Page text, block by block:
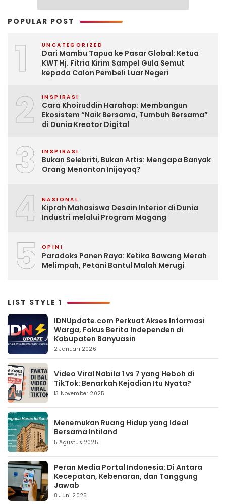
POPULAR POST
1 UNCATEGORIZED
Dari Mambu Tapua ke Pasar Global: Ketua
KWT Hj. Fitria Kirim Sampel Gula Semut
kepada Calon Pembeli Luar Negeri
2 INSPIRASI
Cara Khoiruddin Harahap: Membangun
Ekosistem “Naik Bersama, Tumbuh Bersama”
di Dunia Kreator Digital
3 INSPIRASI
Bukan Selebriti, Bukan Artis: Mengapa Banyak
Orang Menonton Inijayaq?
4 NASIONAL
Kiprah Mahasiswa Desain Interior di Dunia
Industri melalui Program Magang
5 OPINI
Paradoks Panen Raya: Ketika Bawang Merah
Melimpah, Petani Bantul Malah Merugi
LIST STYLE 1
IDNUpdate.com Perkuat Akses Informasi
Warga, Fokus Berita Independen di
Kabupaten Banyuasin
2 Januari 2026
Video Viral Nabila 1 vs 7 yang Heboh di
TikTok: Benarkah Kejadian Itu Nyata?
13 November 2025
Menemukan Ruang Hidup yang Ideal
Bersama Intiland
5 Agustus 2025
Peran Media Portal Indonesia: Di Antara
Kecepatan, Kebenaran, dan Tanggung
Jawab
8 Juni 2025